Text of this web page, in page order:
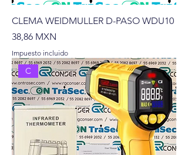
CLEMA WEIDMULLER D-PASO WDU10
Precio
38,86 MXN
Impuesto incluido
C